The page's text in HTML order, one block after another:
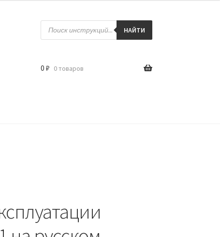
Поиск
товаров НАЙТИ
0 ₽ 0 товаров